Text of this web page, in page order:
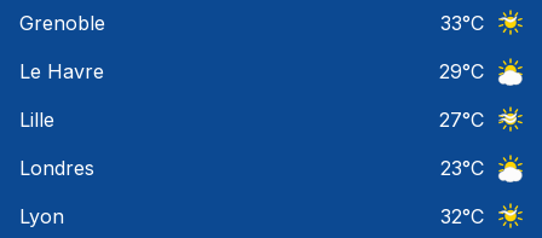
Grenoble
33°C
Le Havre
29°C
Lille
27°C
Londres
23°C
Lyon
32°C